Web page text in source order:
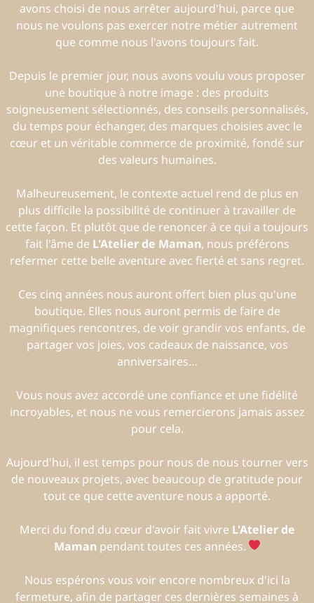
avons choisi de nous arrêter aujourd'hui, parce que
nous ne voulons pas exercer notre métier autrement
que comme nous l'avons toujours fait.
Depuis le premier jour, nous avons voulu vous proposer
une boutique à notre image : des produits
soigneusement sélectionnés, des conseils personnalisés,
du temps pour échanger, des marques choisies avec le
cœur et un véritable commerce de proximité, fondé sur
des valeurs humaines.
Malheureusement, le contexte actuel rend de plus en
plus difficile la possibilité de continuer à travailler de
cette façon. Et plutôt que de renoncer à ce qui a toujours
fait l'âme de L'Atelier de Maman, nous préférons
refermer cette belle aventure avec fierté et sans regret.
Ces cinq années nous auront offert bien plus qu'une
boutique. Elles nous auront permis de faire de
magnifiques rencontres, de voir grandir vos enfants, de
partager vos joies, vos cadeaux de naissance, vos
anniversaires…
Vous nous avez accordé une confiance et une fidélité
incroyables, et nous ne vous remercierons jamais assez
pour cela.
Aujourd'hui, il est temps pour nous de nous tourner vers
de nouveaux projets, avec beaucoup de gratitude pour
tout ce que cette aventure nous a apporté.
Merci du fond du cœur d'avoir fait vivre L'Atelier de
Maman pendant toutes ces années.
Nous espérons vous voir encore nombreux d'ici la
fermeture, afin de partager ces dernières semaines à